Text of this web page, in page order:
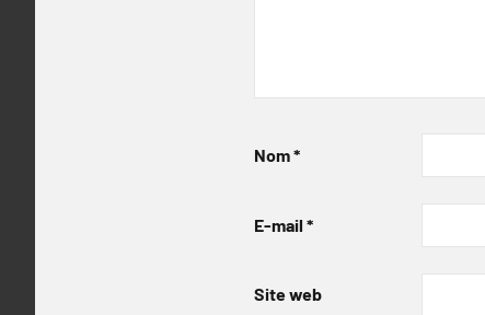
Nom*
E-mail *
Site web